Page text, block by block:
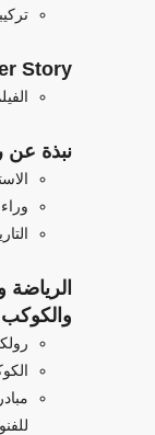
Story
نبذة
الرياضة
والكوكب